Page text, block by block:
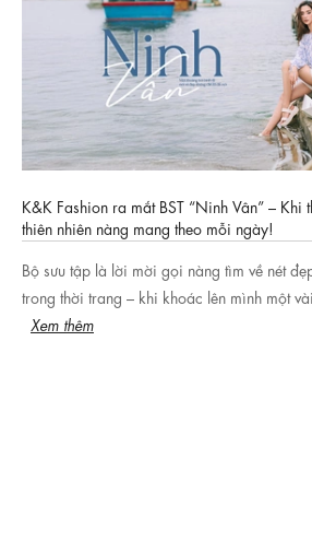
K&K Fashion ra mắt BST “Ninh Vân” – Khi
thiên nhiên nàng mang theo mỗi ngày!
Bộ sưu tập là lời mời gọi nàng tìm về nét
trong thời trang – khi khoác lên mình một vài
Xem thêm